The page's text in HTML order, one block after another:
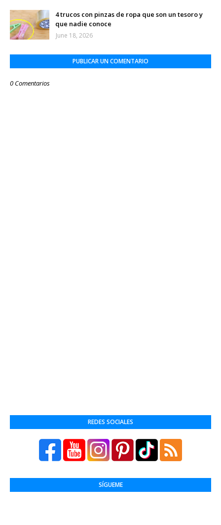
4 trucos con pinzas de ropa que son un tesoro y
que nadie conoce
June 18, 2026
PUBLICAR UN COMENTARIO
0 Comentarios
REDES SOCIALES
SÍGUEME